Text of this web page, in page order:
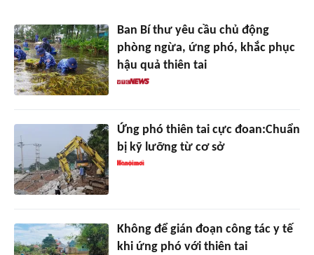
Ban Bí thư yêu cầu chủ động
phòng ngừa, ứng phó, khắc phục
hậu quả thiên tai
Ứng phó thiên tai cực đoan:Chuẩn
bị kỹ lưỡng từ cơ sở
Không để gián đoạn công tác y tế
khi ứng phó với thiên tai